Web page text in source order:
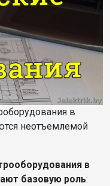
в
неотъемлемой
в
базовую роль: